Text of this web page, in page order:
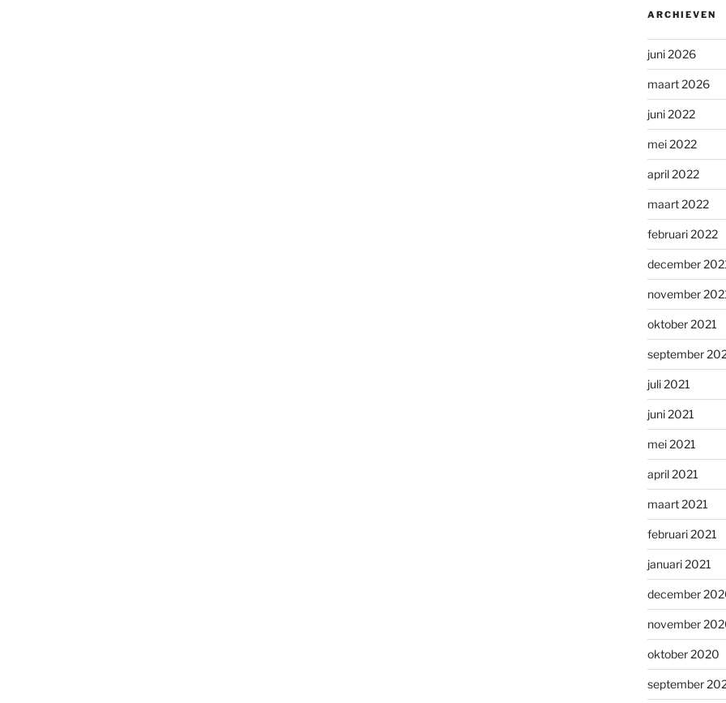
ARCHIEVEN
juni 2026
maart 2026
juni 2022
mei 2022
april 2022
maart 2022
februari 2022
december
november
oktober 2021
september
juli 2021
juni 2021
mei 2021
april 2021
maart 2021
februari 2021
januari 2021
december
november
oktober 2020
september